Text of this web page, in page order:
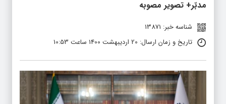
مدبّر+ تصویر مصوبه
شناسه خبر: 13871
تاریخ و زمان ارسال: 20 اردیبهشت 1400 ساعت 10:53